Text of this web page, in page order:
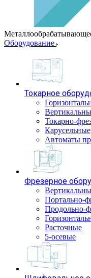
Оборудование
Токарное
Токарно-
Карусельные
Автоматы
Фрезерное
Портально-
Продольно-
Расточные
5-осевые